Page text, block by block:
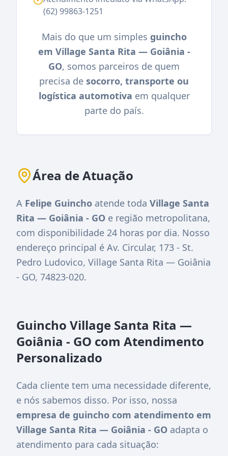
(62) 99863-1251
Mais do que um simples guincho
em Village Santa Rita — Goiânia -
GO, somos parceiros de quem
precisa de socorro, transporte ou
logística automotiva em qualquer
parte do país.
Área de Atuação
A Felipe Guincho atende toda Village Santa
Rita — Goiânia - GO e região metropolitana,
com disponibilidade 24 horas por dia. Nosso
endereço principal é Av. Circular, 173 - St.
Pedro Ludovico, Village Santa Rita — Goiânia
- GO, 74823-020.
Guincho Village Santa Rita —
Goiânia - GO com Atendimento
Personalizado
Cada cliente tem uma necessidade diferente,
e nós sabemos disso. Por isso, nossa
empresa de guincho com atendimento em
Village Santa Rita — Goiânia - GO adapta o
atendimento para cada situação: